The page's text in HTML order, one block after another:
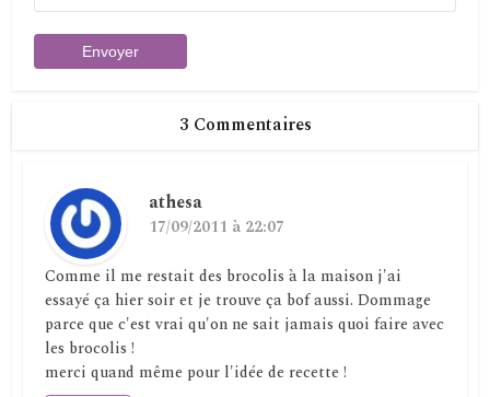
3 Commentaires
athesa
17/09/2011 à 22:07
Comme il me restait des brocolis à la maison j'ai
essayé ça hier soir et je trouve ça bof aussi. Dommage
parce que c'est vrai qu'on ne sait jamais quoi faire avec
les brocolis !
merci quand même pour l'idée de recette !